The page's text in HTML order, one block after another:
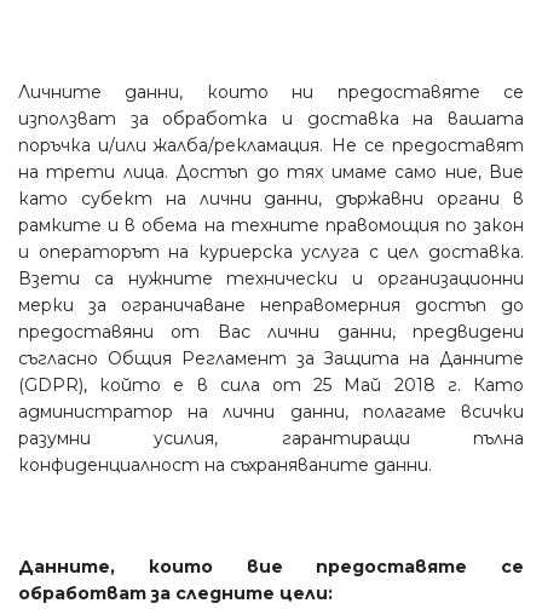
Личните данни, които ни предоставяте се
използват за обработка и доставка на вашата
поръчка и/или жалба/рекламация. Не се предоставят
на трети лица. Достъп до тях имаме само ние, Вие
като субект на лични данни, държавни органи в
рамките и в обема на техните правомощия по закон
и операторът на куриерска услуга с цел доставка.
Взети са нужните технически и организационни
мерки за ограничаване неправомерния достъп до
предоставяни от Вас лични данни, предвидени
съгласно Общия Регламент за Защита на Данните
(GDPR), който е в сила от 25 Май 2018 г. Като
администратор на лични данни, полагаме всички
разумни усилия, гарантиращи пълна
конфиденциалност на съхраняваните данни.
Данните, които вие предоставяте се
обработват за следните цели: